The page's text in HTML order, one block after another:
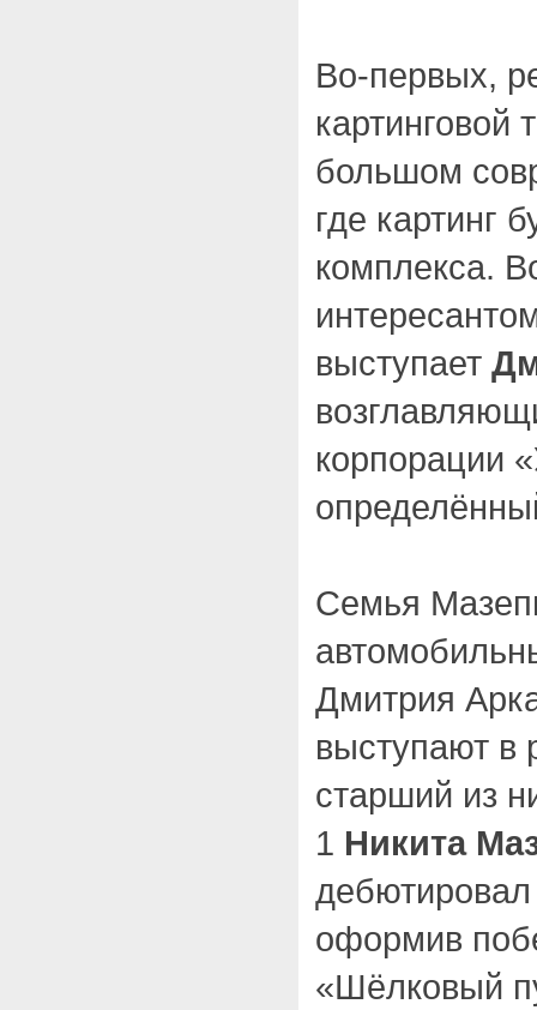
Во-первых,
картинговой
большом
где картинг
комплекса.
выступает
корпорации
Семья
Дмитрия
выступают в
старший из
1 Никита
оформив
«Шёлковый